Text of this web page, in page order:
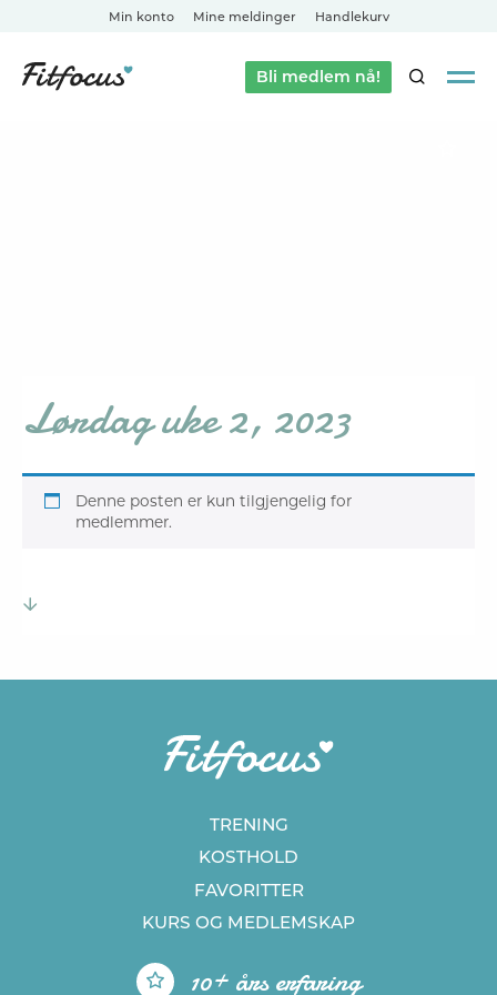
Min konto Mine meldinger Handlekurv
Bli medlem nå!SØK
Lørdag uke 2, 2023
Denne posten er kun tilgjengelig for
medlemmer.
TRENING
KOSTHOLD
FAVORITTER
KURS OG MEDLEMSKAP
10+ års erfaring